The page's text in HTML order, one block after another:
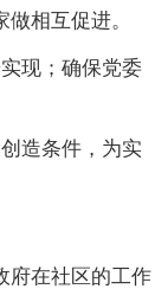
相互促进。
现；确保党委
造条件，为实
府在社区的工作